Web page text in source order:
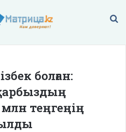
болған:
теңгеңің